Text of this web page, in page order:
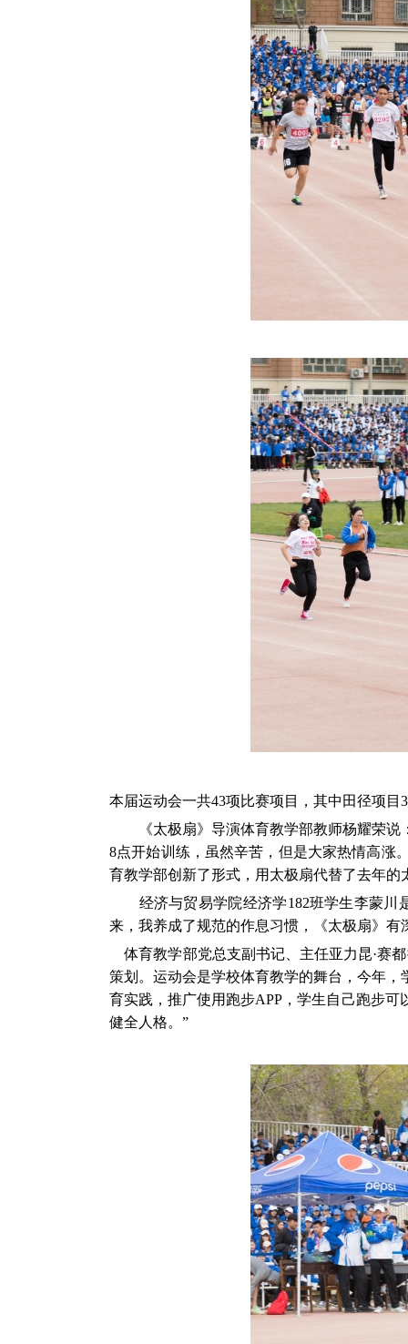
本届运动会一共43项比赛项目，其中田径项
《太极扇》导演体育教学部教师杨耀荣说
8点开始训练，虽然辛苦，但是大家热情高涨
育教学部创新了形式，用太极扇代替了去年
经济与贸易学院经济学182班学生李蒙川
来，我养成了规范的作息习惯，《太极扇》
体育教学部党总支副书记、主任亚力昆·赛
策划。运动会是学校体育教学的舞台，今年
育实践，推广使用跑步APP，学生自己跑步
健全人格。”